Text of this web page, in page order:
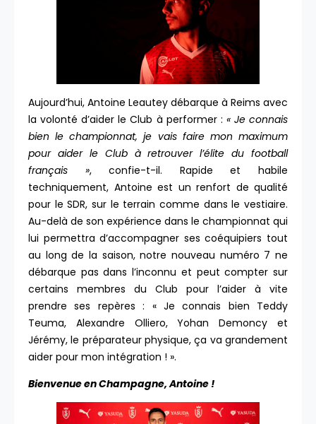
Aujourd’hui, Antoine Leautey débarque à Reims avec
la volonté d’aider le Club à performer : « Je connais
bien le championnat, je vais faire mon maximum
pour aider le Club à retrouver l’élite du football
français », confie-t-il. Rapide et habile
techniquement, Antoine est un renfort de qualité
pour le SDR, sur le terrain comme dans le vestiaire.
Au-delà de son expérience dans le championnat qui
lui permettra d’accompagner ses coéquipiers tout
au long de la saison, notre nouveau numéro 7 ne
débarque pas dans l’inconnu et peut compter sur
certains membres du Club pour l’aider à vite
prendre ses repères : « Je connais bien Teddy
Teuma, Alexandre Olliero, Yohan Demoncy et
Jérémy, le préparateur physique, ça va grandement
aider pour mon intégration ! ».
Bienvenue en Champagne, Antoine !